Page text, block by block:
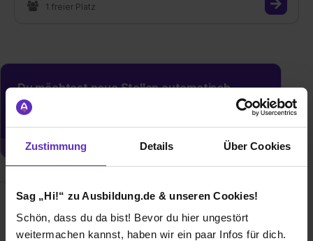
Zustimmung Details Über Cookies
Sag „Hi!“ zu Ausbildung.de & unseren Cookies!
Schön, dass du da bist! Bevor du hier ungestört
weitermachen kannst, haben wir ein paar Infos für dich.
1 freier Platz
Du möchtest neue Stellen automatisch
zugeschickt bekommen?
Jetzt aktivieren
Wusstest du schon, dass...
... soziales Engagement ein großes Thema bei uns ist! ...wir